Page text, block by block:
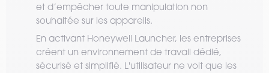
et d’empêcher toute manipulation non
souhaitée sur les appareils.
En activant Honeywell Launcher, les entreprises
créent un environnement de travail dédié,
sécurisé et simplifié. L'utilisateur ne voit que les